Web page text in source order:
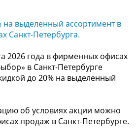
на выделенный ассортимент в
Санкт-Петербурга.
2026 года в фирменных офисах
в Санкт-Петербурге
до 20% на выделенный
об условиях акции можно
продаж в Санкт-Петербурге.